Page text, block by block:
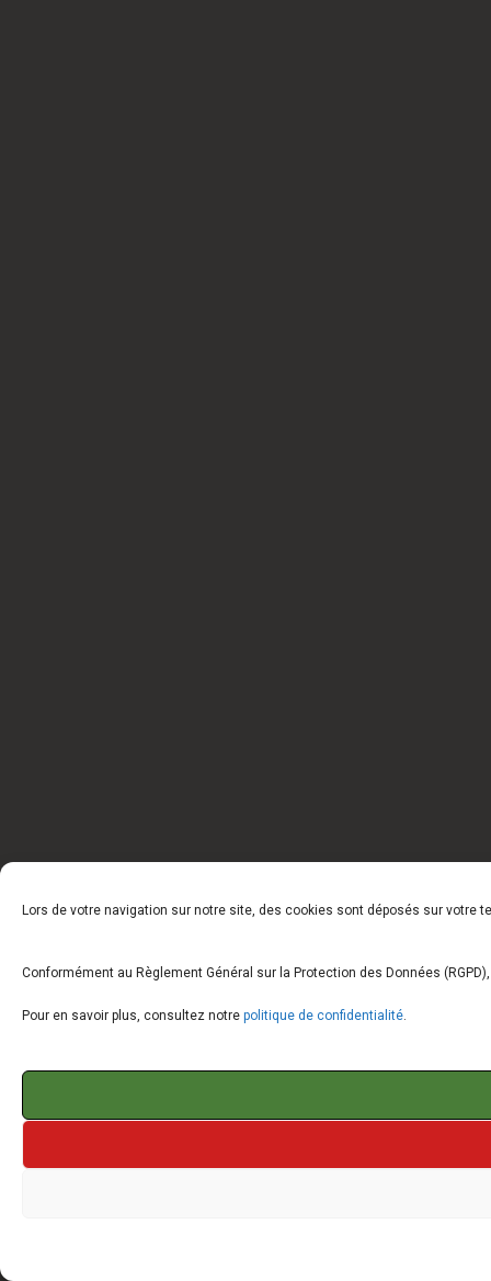
Lors de votre navigation sur notre site, des cookies sont déposés sur votre
Conformément au Règlement Général sur la Protection des Données
Pour en savoir plus, consultez notre politique de confidentialité.